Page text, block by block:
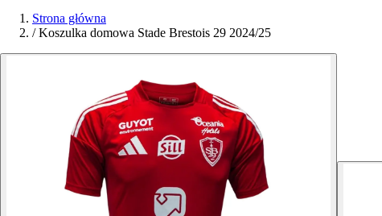
Strona główna
/ Koszulka domowa Stade Brestois 29 2024/25